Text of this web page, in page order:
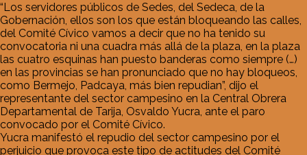
“Los servidores públicos de Sedes, del Sedeca, de la
Gobernación, ellos son los que están bloqueando las calles,
del Comité Cívico vamos a decir que no ha tenido su
convocatoria ni una cuadra más allá de la plaza, en la plaza
las cuatro esquinas han puesto banderas como siempre (…)
en las provincias se han pronunciado que no hay bloqueos,
como Bermejo, Padcaya, más bien repudian”, dijo el
representante del sector campesino en la Central Obrera
Departamental de Tarija, Osvaldo Yucra, ante el paro
convocado por el Comité Cívico.
Yucra manifestó el repudio del sector campesino por el
perjuicio que provoca este tipo de actitudes del Comité